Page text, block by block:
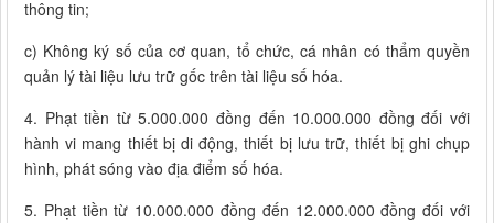
thông tin;
c) Không ký số của cơ quan, tổ chức, cá nhân có thẩm quyền
quản lý tài liệu lưu trữ gốc trên tài liệu số hóa.
4. Phạt tiền từ 5.000.000 đồng đến 10.000.000 đồng đối với
hành vi mang thiết bị di động, thiết bị lưu trữ, thiết bị ghi chụp
hình, phát sóng vào địa điểm số hóa.
5. Phạt tiền từ 10.000.000 đồng đến 12.000.000 đồng đối với